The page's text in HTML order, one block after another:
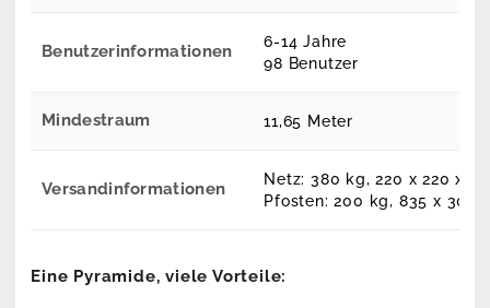
Benutzerinformationen
6-14 Jahre
98 Benutzer
Mindestraum 11,65 Meter
Versandinformationen
Netz: 380 kg, 220 x 220 x
Pfosten: 200 kg, 835 x 30 x
Eine Pyramide, viele Vorteile: